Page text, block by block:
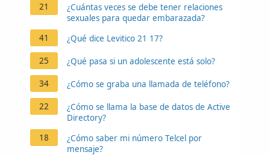
21
¿Cuántas veces se debe tener relaciones
sexuales para quedar embarazada?
41
¿Qué dice Levitico 21 17?
25 ¿Qué pasa si un adolescente está solo?
34 ¿Cómo se graba una llamada de teléfono?
22
¿Cómo se llama la base de datos de Active
Directory?
18
¿Cómo saber mi número Telcel por
mensaje?